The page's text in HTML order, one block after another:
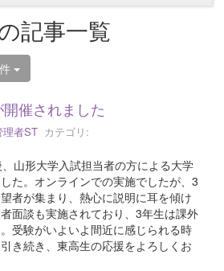
記事一覧
催されました
理者ST カテゴリ:
山形大学入試担当者の方による大学
た。オンラインでの実施でしたが、3
者が集まり、熱心に説明に耳を傾け
面談も実施されており、3年生は課外
受験がいよいよ間近に感じられる時
き続き、東高生の応援をよろしくお